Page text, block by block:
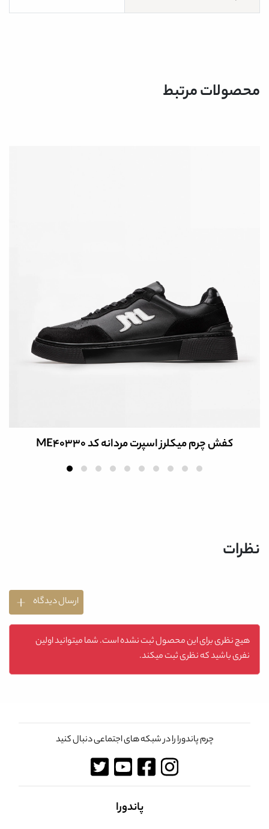
محصولات مرتبط
کفش چرم میکلرز اسپرت مردانه کد ME40330
نظرات
ارسال دیدگاه
هیچ نظری برای این محصول ثبت نشده است. شما میتوانید اولین
نفری باشید که نظری ثبت میکند.
چرم پاندورا را در شبکه های اجتماعی دنبال کنید
پاندورا